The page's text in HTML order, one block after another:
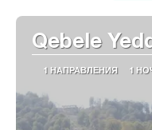
Qebele
1 НАПРАВЛЕНИЯ 1